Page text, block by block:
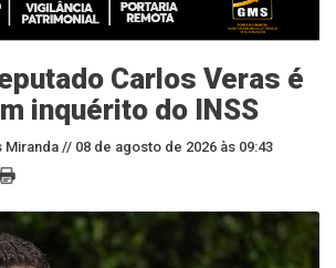
Carlos Veras é
inquérito do INSS
Miranda // 08 de agosto de 2026 às 09:43